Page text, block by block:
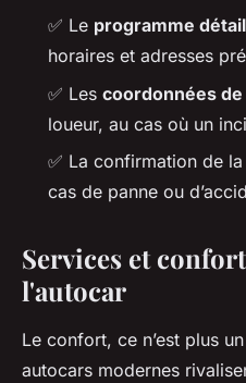
✅ Le programme
horaires et adresses
✅ Les coordonnées de
loueur, au cas où un
✅ La confirmation de la
cas de panne ou
Services et
l'autocar
Le confort, ce n’est plus
autocars modernes